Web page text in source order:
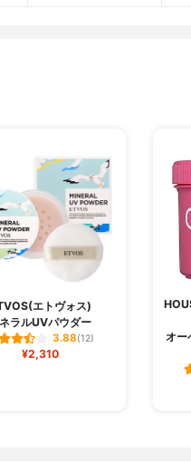
エトヴォス)
ラルUVパウダー
3.88(12)
¥2,310
オー